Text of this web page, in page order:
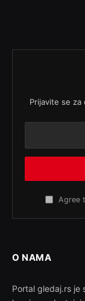
Prijavite se
Agree
O NAMA
Portal gledaj.rs je